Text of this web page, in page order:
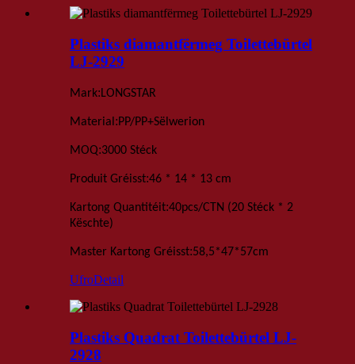
Plastiks diamantfërmeg Toilettebürtel
LJ-2929
Mark:LONGSTAR
Material :PP/PP+Sëlwerion
MOQ:3000 Stéck
Produit Gréisst:46 * 14 * 13 cm
Kartong Quantitéit:40pcs/CTN (20 Stéck * 2
Këschte)
Master Kartong Gréisst:58,5*47*57cm
UfroDetail
Plastiks Quadrat Toilettebürtel LJ-
2928